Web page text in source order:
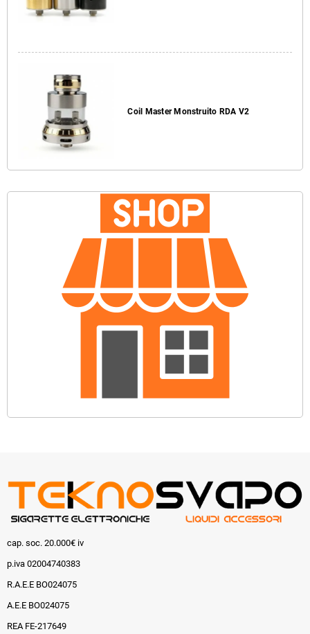
Coil Master Monstruito RDA V2
cap. soc. 20.000€ iv
p.iva 02004740383
R.A.E.E BO024075
A.E.E BO024075
REA FE-217649